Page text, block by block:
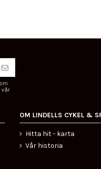
vår
OM LINDELLS CYKEL &
Hitta hit - karta
Vår historia